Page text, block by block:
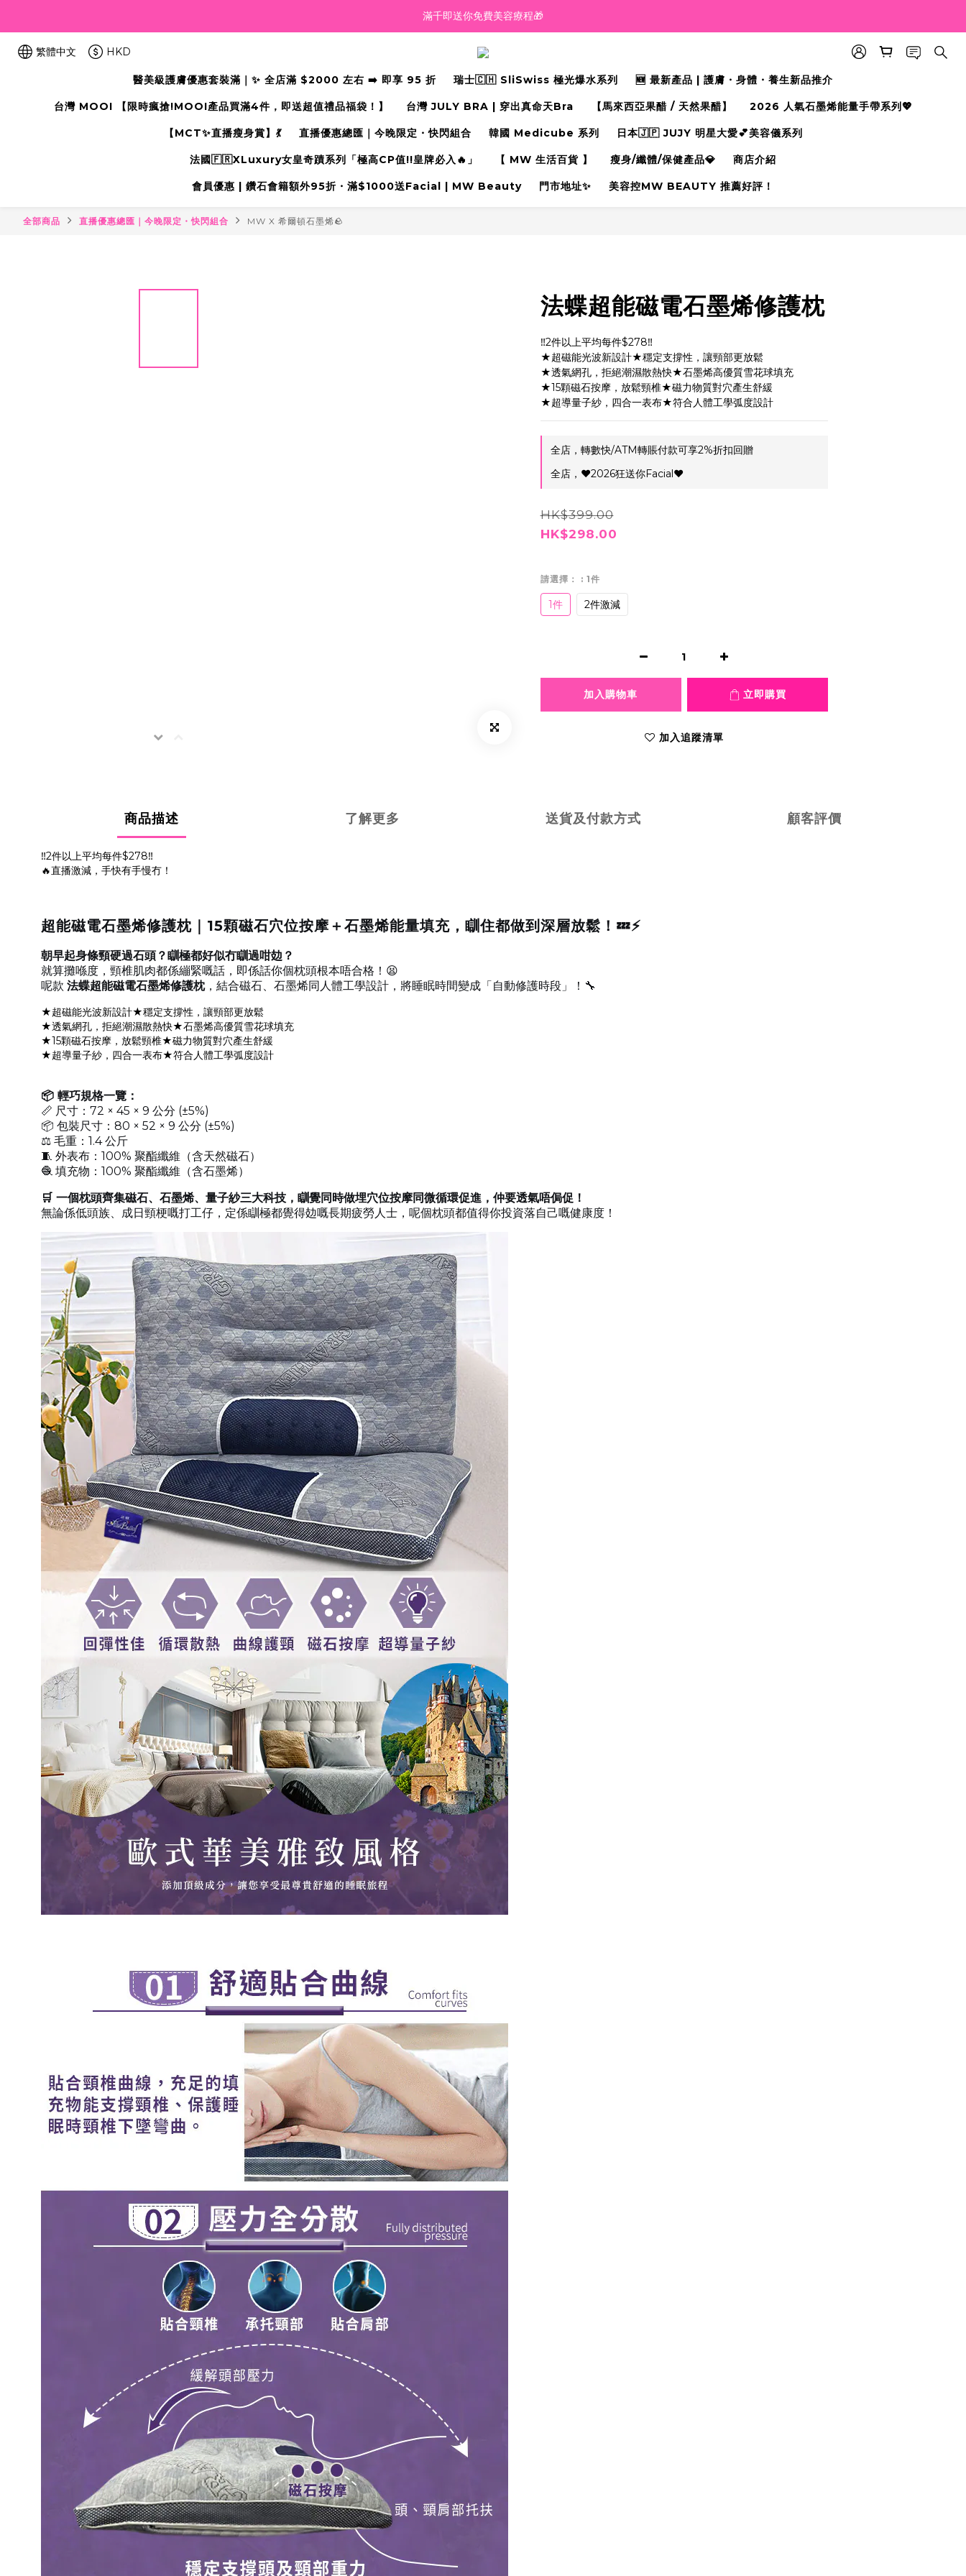
越買越抵‼️滿$2000額外九五折‼️
越買越抵‼️滿$2000額外九五折‼️
☀️【Summer Sales 盛夏狂歡】滿 $700 即減 $40！🔥
滿千即送你免費美容療程🎁
越買越抵‼️滿$2000額外九五折‼️
繁體中文 HKD
醫美級護膚優惠套裝滿｜✨ 全店滿 $2000 左右 ➡️ 即享 95 折 瑞士🇨🇭 SliSwiss 極光爆水系列 🆕 最新產品 | 護膚・身體・養生新品推介
台灣 MOOI 【限時瘋搶!MOOI產品買滿4件，即送超值禮品福袋！】 台灣 JULY BRA | 穿出真命天Bra⁠ 【馬來西亞果醋 / 天然果醋】 2026 人氣石墨烯能量手帶系列💖
【MCT✨直播瘦身賞】💃 直播優惠總匯｜今晚限定・快閃組合 韓國 Medicube 系列 日本🇯🇵 JUJY 明星大愛💕美容儀系列
法國🇫🇷XLuxury女皇奇蹟系列「極高CP值!!皇牌必入🔥」 【 MW 生活百貨 】 瘦身/纖體/保健產品💎 商店介紹
會員優惠 | 鑽石會籍額外95折・滿$1000送Facial | MW Beauty 門市地址✨ 美容控MW BEAUTY 推薦好評！
全部商品 直播優惠總匯｜今晚限定・快閃組合 MW X 希爾頓石墨烯🪨
法蝶超能磁電石墨烯修護枕
‼️2件以上平均每件$278‼️
★超磁能光波新設計★穩定支撐性，讓頸部更放鬆
★透氣網孔，拒絕潮濕散熱快★石墨烯高優質雪花球填充
★15顆磁石按摩，放鬆頸椎★磁力物質對穴產生舒緩
★超導量子紗，四合一表布★符合人體工學弧度設計
全店，轉數快/ATM轉賬付款可享2%折扣回贈
全店，❤️2026狂送你Facial❤️
HK$399.00
HK$298.00
請選擇： : 1件
1件 2件激減
加入購物車 立即購買
加入追蹤清單
商品描述 了解更多 送貨及付款方式 顧客評價
‼️2件以上平均每件$278‼️
🔥直播激減，手快有手慢冇！
超能磁電石墨烯修護枕｜15顆磁石穴位按摩＋石墨烯能量填充，瞓住都做到深層放鬆！💤⚡
朝早起身條頸硬過石頭？瞓極都好似冇瞓過咁攰？
就算攤喺度，頸椎肌肉都係繃緊嘅話，即係話你個枕頭根本唔合格！😫
呢款 法蝶超能磁電石墨烯修護枕，結合磁石、石墨烯同人體工學設計，將睡眠時間變成「自動修護時段」！🔧
★超磁能光波新設計★穩定支撐性，讓頸部更放鬆
★透氣網孔，拒絕潮濕散熱快★石墨烯高優質雪花球填充
★15顆磁石按摩，放鬆頸椎★磁力物質對穴產生舒緩
★超導量子紗，四合一表布★符合人體工學弧度設計
📦 輕巧規格一覽：
📏 尺寸：72 × 45 × 9 公分 (±5%)
📦 包裝尺寸：80 × 52 × 9 公分 (±5%)
⚖️ 毛重：1.4 公斤
🧵 外表布：100% 聚酯纖維（含天然磁石）
🧶 填充物：100% 聚酯纖維（含石墨烯）
🛒 一個枕頭齊集磁石、石墨烯、量子紗三大科技，瞓覺同時做埋穴位按摩同微循環促進，仲要透氣唔侷促！
無論係低頭族、成日頸梗嘅打工仔，定係瞓極都覺得攰嘅長期疲勞人士，呢個枕頭都值得你投資落自己嘅健康度！